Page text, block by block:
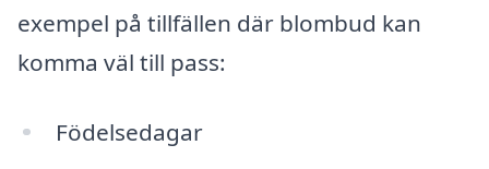
exempel på tillfällen där blombud kan
komma väl till pass:
Födelsedagar